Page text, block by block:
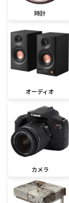
時計
オーディオ
カメラ